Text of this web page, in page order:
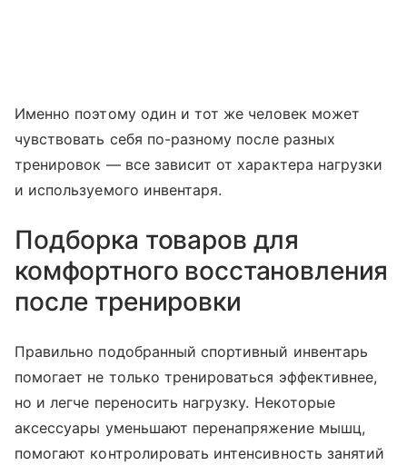
Именно поэтому один и тот же человек может
чувствовать себя по-разному после разных
тренировок — все зависит от характера нагрузки
и используемого инвентаря.
Подборка товаров для
комфортного восстановления
после тренировки
Правильно подобранный спортивный инвентарь
помогает не только тренироваться эффективнее,
но и легче переносить нагрузку. Некоторые
аксессуары уменьшают перенапряжение мышц,
помогают контролировать интенсивность занятий